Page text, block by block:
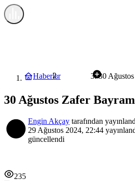
Haberler 30
30 Ağustos Zafer
Engin Akçay tarafından
29 Ağustos 2024, 22:44
güncellendi
235